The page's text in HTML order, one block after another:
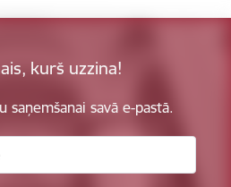
kurš uzzina!
saņemšanai savā e-pastā.